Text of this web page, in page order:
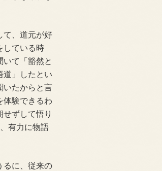
て、道元が好
している時
て「豁然と
道」したとい
いたからと言
体験できるわ
ずして悟り
有力に物語
るに、従来の